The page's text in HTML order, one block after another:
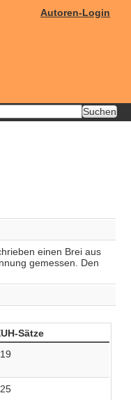
Autoren-Login
einen Brei aus
gemessen. Den
Sätze